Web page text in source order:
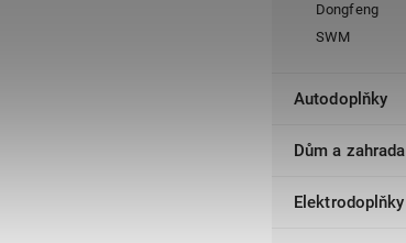
Dongfeng
SWM
Autodoplňky
Dům a zahrada
Elektrodoplňky